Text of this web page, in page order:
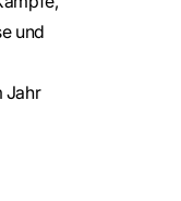
und
Jahr